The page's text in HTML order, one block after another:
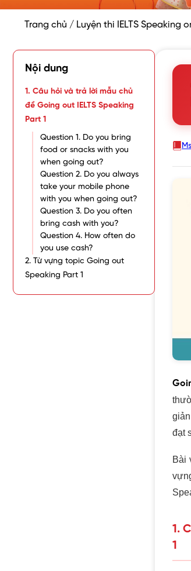
Trang chủ / Luyện thi IELTS Speaking
Nội dung
1. Câu hỏi và trả lời mẫu chủ
đề Going out IELTS Speaking
Part 1
Question 1. Do you bring
food or snacks with you
when going out?
Question 2. Do you always
take your mobile phone
with you when going out?
Question 3. Do you often
bring cash with you?
Question 4. How often do
you use cash?
2. Từ vựng topic Going out
Speaking Part 1
đạt
Bài
từ
1.
1